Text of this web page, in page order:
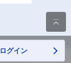

ログイン